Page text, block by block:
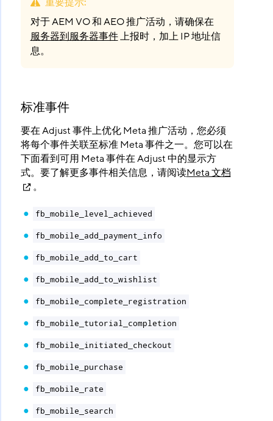
对于 AEM VO 和 AEO 推广活动，请确保在
服务器到服务器事件上报时，加上 IP 地址信
息。
标准事件
要在 Adjust 事件上优化 Meta 推广活动，您必须
将每个事件关联至标准 Meta 事件之一。您可以在
下面看到可用 Meta 事件在 Adjust 中的显示方
式。要了解更多事件相关信息，请阅读Meta 文档
。
fb_mobile_level_achieved
fb_mobile_add_payment_info
fb_mobile_add_to_cart
fb_mobile_add_to_wishlist
fb_mobile_complete_registration
fb_mobile_tutorial_completion
fb_mobile_initiated_checkout
fb_mobile_purchase
fb_mobile_rate
fb_mobile_search